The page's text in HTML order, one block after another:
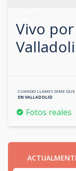
Vivo
CUANDO LLAMES DIME QUE
EN VALLADOLID
Fotos reales